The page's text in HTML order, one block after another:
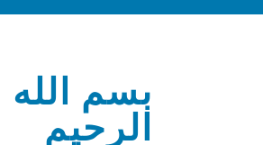
بسم
الرحيم